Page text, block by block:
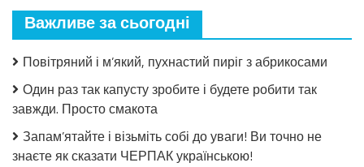
Салат
огірків
томатній
стерилізації!
Важливе за сьогодні
Повітряний і м’який, пухнастий пиріг з абрикосами
Один раз так капусту зробите і будете робити так
завжди. Просто смакота
Запам’ятайте і візьміть собі до уваги! Ви точно не
знаєте як сказати ЧЕРПАК українською!